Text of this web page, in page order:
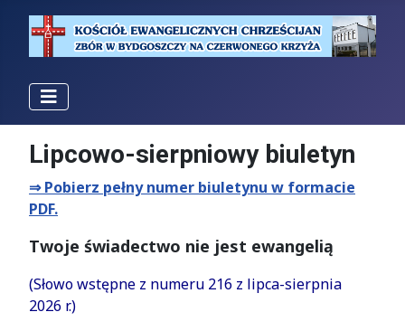
Lipcowo-sierpniowy biuletyn
⇒ Pobierz pełny numer biuletynu w formacie
PDF.
Twoje świadectwo nie jest ewangelią
(Słowo wstępne z numeru 216 z lipca-sierpnia
2026 r.)